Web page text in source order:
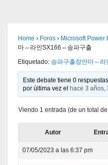
Home › Foros › Microsoft Power
마⇔라인SX166⇔송파구출
Etiquetado: 송파구출장안마⇔
Este debate tiene 0
por última vez el
hace 3 años,
Viendo 1 entrada (de un total
Autor
07/05/2023 a las 6:37 pm